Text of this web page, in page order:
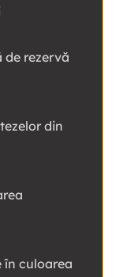
de rezervă
din
în culoarea